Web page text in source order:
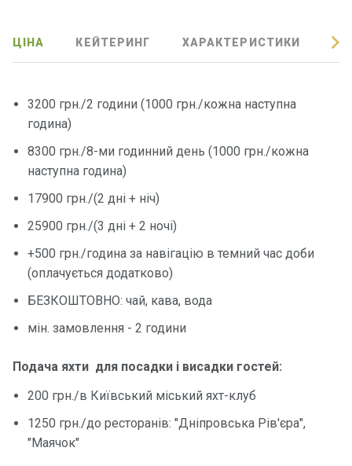
ЦІНА КЕЙТЕРИНГ ХАРАКТЕРИСТИКИ
3200 грн./2 години (1000 грн./кожна наступна
година)
8300 грн./8-ми годинний день (1000 грн./кожна
наступна година)
17900 грн./(2 дні + ніч)
25900 грн./(3 дні + 2 ночі)
+500 грн./година за навігацію в темний час доби
(оплачується додатково)
БЕЗКОШТОВНО: чай, кава, вода
мін. замовлення - 2 години
Подача яхти для посадки і висадки гостей:
200 грн./в Київський міський яхт-клуб
1250 грн./до ресторанів: "Дніпровська Рів'єра",
"Маячок"
прогул
янки
Відгуки
Контакт
и